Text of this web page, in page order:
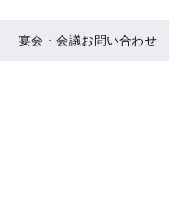
宴会・会議お問い合わせ